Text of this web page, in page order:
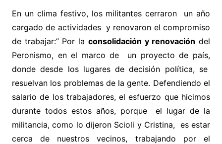
En un clima festivo, los militantes cerraron un año
cargado de actividades y renovaron el compromiso
de trabajar:” Por la consolidación y renovación del
Peronismo, en el marco de un proyecto de país,
donde desde los lugares de decisión política, se
resuelvan los problemas de la gente. Defendiendo el
salario de los trabajadores, el esfuerzo que hicimos
durante todos estos años, porque el lugar de la
militancia, como lo dijeron Scioli y Cristina, es estar
cerca de nuestros vecinos, trabajando por el